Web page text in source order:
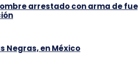
arrestado con arma de
Negras, en México